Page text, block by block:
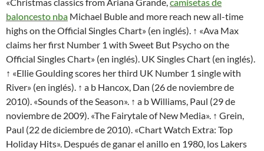
baloncesto nba Michael Buble and more reach new all-time
highs on the Official Singles Chart» (en inglés). ↑ «Ava Max
claims her first Number 1 with Sweet But Psycho on the
Official Singles Chart» (en inglés). UK Singles Chart (en inglés).
↑ «Ellie Goulding scores her third UK Number 1 single with
River» (en inglés). ↑ a b Hancox, Dan (26 de noviembre de
2010). «Sounds of the Season». ↑ a b Williams, Paul (29 de
noviembre de 2009). «The Fairytale of New Media». ↑ Grein,
Paul (22 de diciembre de 2010). «Chart Watch Extra: Top
Holiday Hits». Después de ganar el anillo en 1980, los Lakers